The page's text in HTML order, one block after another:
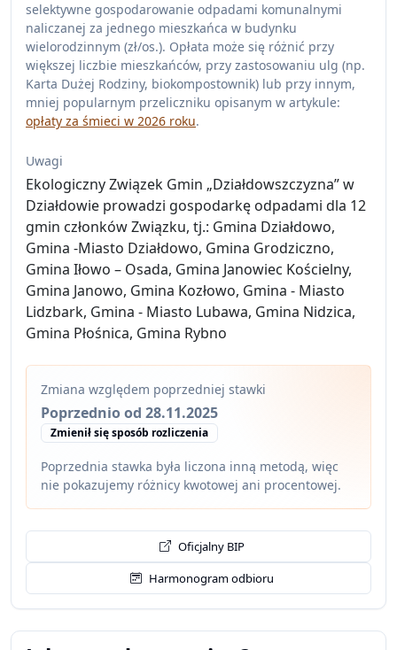
selektywne gospodarowanie odpadami komunalnymi
naliczanej za jednego mieszkańca w budynku
wielorodzinnym (zł/os.). Opłata może się różnić przy
większej liczbie mieszkańców, przy zastosowaniu ulg (np.
Karta Dużej Rodziny, biokompostownik) lub przy innym,
mniej popularnym przeliczniku opisanym w artykule:
opłaty za śmieci w 2026 roku.
Uwagi
Ekologiczny Związek Gmin „Działdowszczyzna” w
Działdowie prowadzi gospodarkę odpadami dla 12
gmin członków Związku, tj.: Gmina Działdowo,
Gmina -Miasto Działdowo, Gmina Grodziczno,
Gmina Iłowo – Osada, Gmina Janowiec Kościelny,
Gmina Janowo, Gmina Kozłowo, Gmina - Miasto
Lidzbark, Gmina - Miasto Lubawa, Gmina Nidzica,
Gmina Płośnica, Gmina Rybno
Zmiana względem poprzedniej stawki
Poprzednio od 28.11.2025
Zmienił się sposób rozliczenia
Poprzednia stawka była liczona inną metodą, więc
nie pokazujemy różnicy kwotowej ani procentowej.
Oficjalny BIP
Harmonogram odbioru